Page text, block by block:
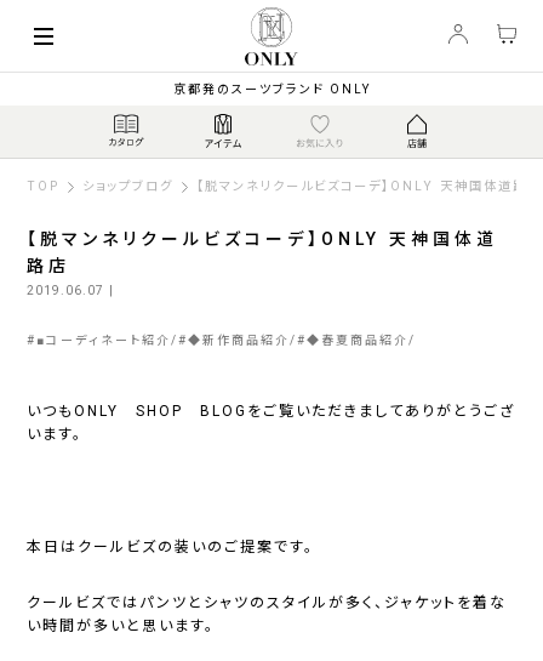
京都発のスーツブランド ONLY
TOP ショップブログ 【脱マンネリクールビズコーデ】ONLY 天神国体道路店
【脱マンネリクールビズコーデ】ONLY 天神国体道
路店
2019.06.07 |
# ■コーディネート紹介 #◆新作商品紹介 #◆春夏商品紹介
いつもONLY SHOP BLOGをご覧いただきましてありがとうござ
います。
本日はクールビズの装いのご提案です。
クールビズではパンツとシャツのスタイルが多く、ジャケットを着な
い時間が多いと思います。